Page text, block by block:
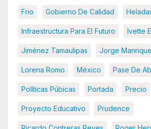
Frio Gobierno De Calidad
Infraestructura Para El Futuro Ivette
Jiménez Tamaulipas Jorge Manrique
Lorena Romo México Pase De
Políticas Púbicas Portada Precio
Proyecto Educativo Prudence